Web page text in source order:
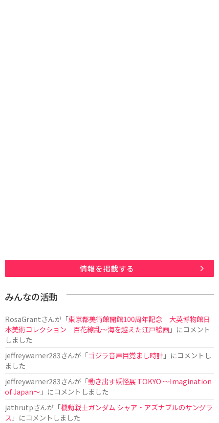
情報を掲載する
みんなの活動
RosaGrantさんが「東京都美術館開館100周年記念 大英博物館日
本美術コレクション 百花繚乱～海を越えた江戸絵画」にコメント
しました
jeffreywarner283さんが「ゴジラ音声目覚まし時計」にコメントし
ました
jeffreywarner283さんが「動き出す妖怪展 TOKYO 〜Imagination
of Japan〜」にコメントしました
jathrutpさんが「機動戦士ガンダム シャア・アズナブルのサングラ
ス 」にコメントしました